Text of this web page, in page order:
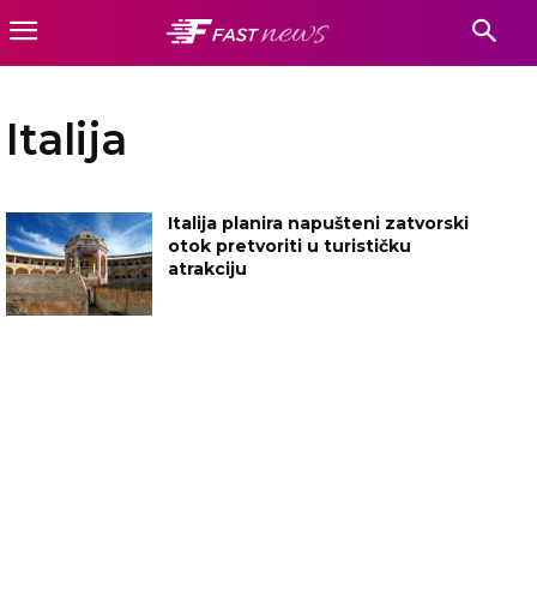
Italija
Italija planira napušteni zatvorski
otok pretvoriti u turističku
atrakciju